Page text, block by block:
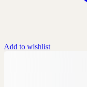
Add to wishlist